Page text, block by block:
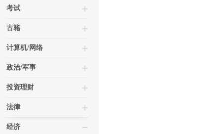
考试
古籍
计算机/网络
政治/军事
投资理财
法律
经济